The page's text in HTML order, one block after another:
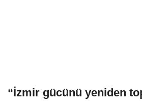
“İzmir gücünü yeniden